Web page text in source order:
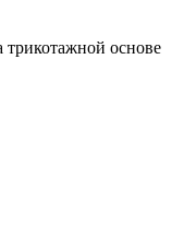
основе